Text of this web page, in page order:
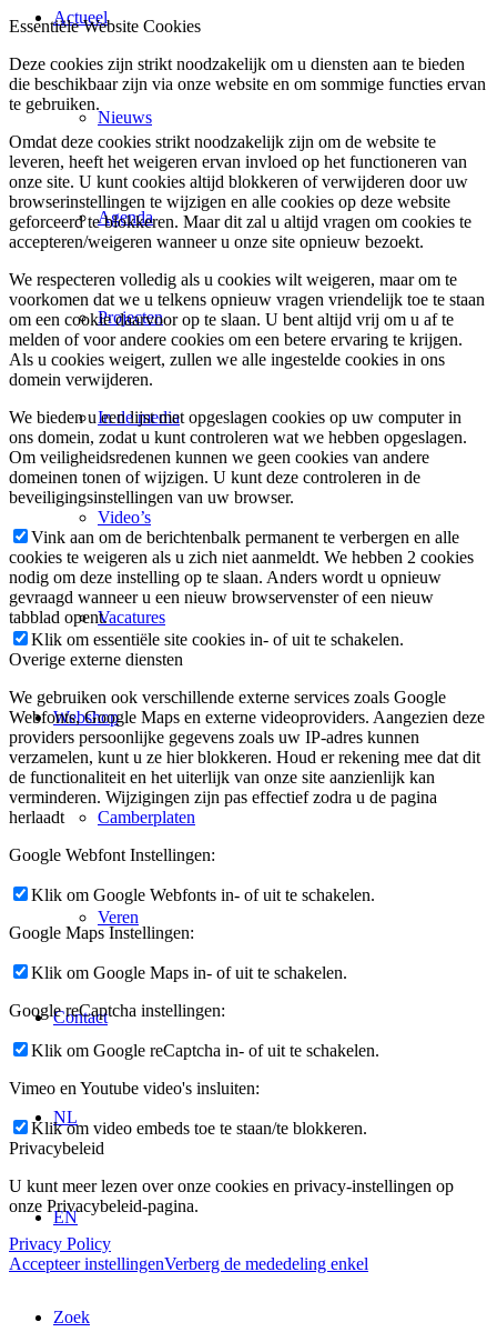
Actueel
Nieuws
Agenda
Projecten
In de media
Video’s
Vacatures
Webshop
Camberplaten
Veren
Contact
NL
EN
Zoek
Essentiële Website Cookies
Deze cookies zijn strikt noodzakelijk om u diensten aan te bieden
die beschikbaar zijn via onze website en om sommige functies ervan
te gebruiken.
Omdat deze cookies strikt noodzakelijk zijn om de website te
leveren, heeft het weigeren ervan invloed op het functioneren van
onze site. U kunt cookies altijd blokkeren of verwijderen door uw
browserinstellingen te wijzigen en alle cookies op deze website
geforceerd te blokkeren. Maar dit zal u altijd vragen om cookies te
accepteren/weigeren wanneer u onze site opnieuw bezoekt.
We respecteren volledig als u cookies wilt weigeren, maar om te
voorkomen dat we u telkens opnieuw vragen vriendelijk toe te staan
om een cookie daarvoor op te slaan. U bent altijd vrij om u af te
melden of voor andere cookies om een betere ervaring te krijgen.
Als u cookies weigert, zullen we alle ingestelde cookies in ons
domein verwijderen.
We bieden u een lijst met opgeslagen cookies op uw computer in
ons domein, zodat u kunt controleren wat we hebben opgeslagen.
Om veiligheidsredenen kunnen we geen cookies van andere
domeinen tonen of wijzigen. U kunt deze controleren in de
beveiligingsinstellingen van uw browser.
Vink aan om de berichtenbalk permanent te verbergen en alle
cookies te weigeren als u zich niet aanmeldt. We hebben 2 cookies
nodig om deze instelling op te slaan. Anders wordt u opnieuw
gevraagd wanneer u een nieuw browservenster of een nieuw
tabblad opent.
Klik om essentiële site cookies in- of uit te schakelen.
Overige externe diensten
We gebruiken ook verschillende externe services zoals Google
Webfonts, Google Maps en externe videoproviders. Aangezien deze
providers persoonlijke gegevens zoals uw IP-adres kunnen
verzamelen, kunt u ze hier blokkeren. Houd er rekening mee dat dit
de functionaliteit en het uiterlijk van onze site aanzienlijk kan
verminderen. Wijzigingen zijn pas effectief zodra u de pagina
herlaadt
Google Webfont Instellingen:
Klik om Google Webfonts in- of uit te schakelen.
Google Maps Instellingen:
Klik om Google Maps in- of uit te schakelen.
Google reCaptcha instellingen:
Klik om Google reCaptcha in- of uit te schakelen.
Vimeo en Youtube video's insluiten:
Klik om video embeds toe te staan/te blokkeren.
Privacybeleid
U kunt meer lezen over onze cookies en privacy-instellingen op
onze Privacybeleid-pagina.
Privacy Policy
Accepteer instellingenVerberg de mededeling enkel